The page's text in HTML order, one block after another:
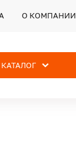
О КОМПАНИИ
КАТАЛОГ